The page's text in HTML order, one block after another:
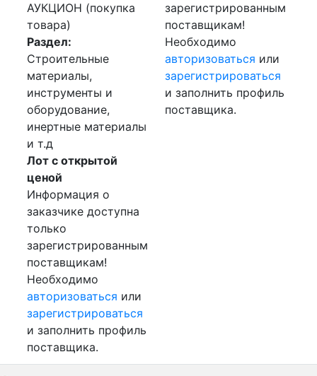
АУКЦИОН (покупка
товара)
Раздел:
Строительные
материалы,
инструменты и
оборудование,
инертные материалы
и т.д
Лот с открытой
ценой
Информация о
заказчике доступна
только
зарегистрированным
поставщикам!
Необходимо
авторизоваться или
зарегистрироваться
и заполнить профиль
поставщика.
зарегистрированным
поставщикам!
Необходимо
авторизоваться или
зарегистрироваться
и заполнить профиль
поставщика.